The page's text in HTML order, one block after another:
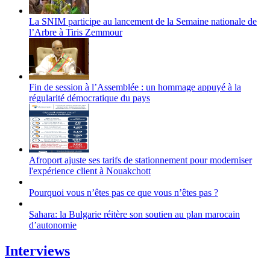
La SNIM participe au lancement de la Semaine nationale de
l’Arbre à Tiris Zemmour
Fin de session à l’Assemblée : un hommage appuyé à la
régularité démocratique du pays
Afroport ajuste ses tarifs de stationnement pour moderniser
l'expérience client à Nouakchott
Pourquoi vous n’êtes pas ce que vous n’êtes pas ?
Sahara: la Bulgarie réitère son soutien au plan marocain
d’autonomie
Interviews